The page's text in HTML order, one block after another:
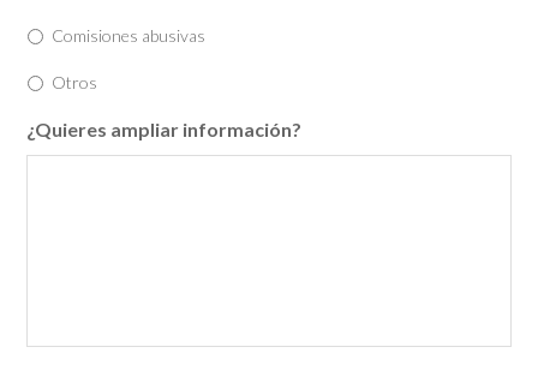
Comisiones abusivas
Otros
¿Quieres ampliar información?